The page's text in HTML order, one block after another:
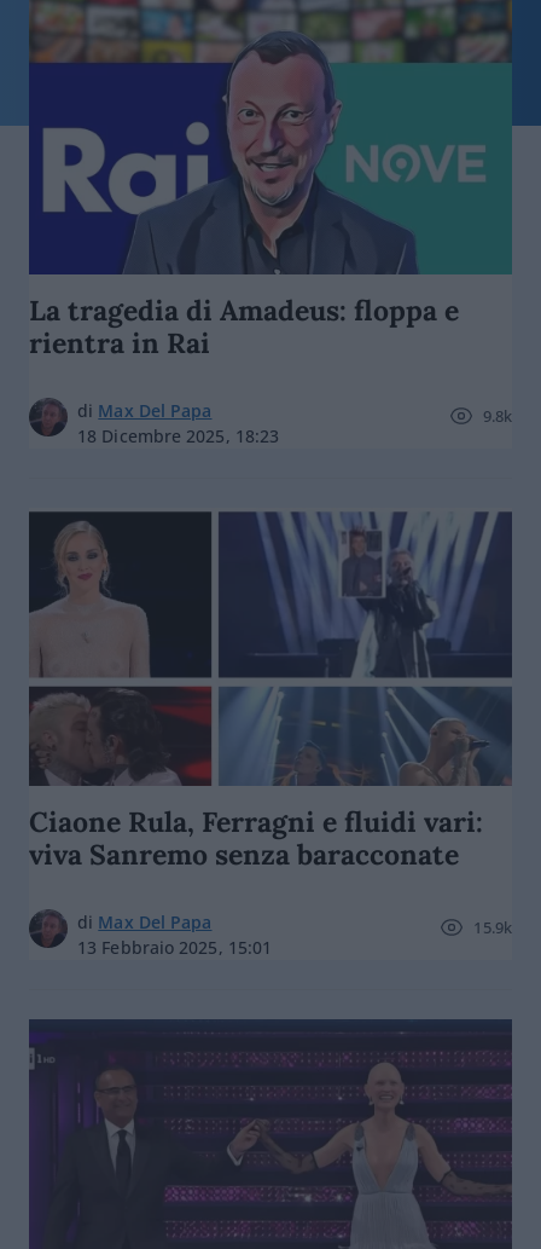
La tragedia di Amadeus: floppa e
rientra in Rai
di Max Del Papa
18 Dicembre 2025, 18:23
9.8k
Ciaone Rula, Ferragni e fluidi vari:
viva Sanremo senza baracconate
di Max Del Papa
13 Febbraio 2025, 15:01
15.9k